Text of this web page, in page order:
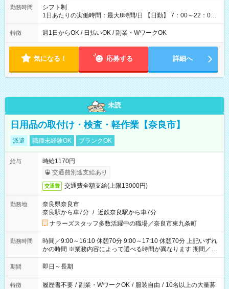
勤務時間
シフト制
1日あたりの実働時間：最大8時間/日 【日勤】 7：00～22：00
の間で4～8時間勤務（休憩時間は法定通り） ※週1日～OK ／ 1
日4時間から勤務OK ／ 夜勤なし ＊＊ 勤務時間例 ＊＊ ■7時
変動 ※曜日固定（毎週同じ曜日勤務）
特徴 週1日からOK / 日払いOK / 副業・WワークOK
気になる！ 応募する 詳細へ
未読
日用品の取付け・検査・軽作業【奈良市】
派遣 職種未経験OK ブランクOK
給与
時給1170円
交通費別途支給あり
交通費 交通費全額支給(上限13000円)
勤務地
奈良県奈良市
奈良駅から車7分 / 近鉄奈良駅から車7分
ナラーズスタッフ多数活躍中の職場／奈良市東九条町
勤務時間
時間／9:00～16:10 休憩70分 9:00～17:10 休憩70分 上記いずれ
かの時間 ※業務内容によって選べる時間が異なります 期間／即
日～長期安定 スタート日は相談可能！ 勤務日／月～金の週4日
～でOK！
期間 即日～長期
特徴 履歴書不要 / 副業・WワークOK / 服装自由 / 10名以上の大量募